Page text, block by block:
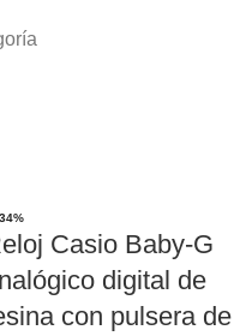
Casio Baby-G
digital de
con pulsera de